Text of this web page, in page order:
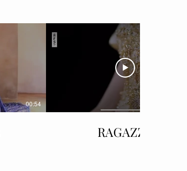
00:54
RAGAZZA